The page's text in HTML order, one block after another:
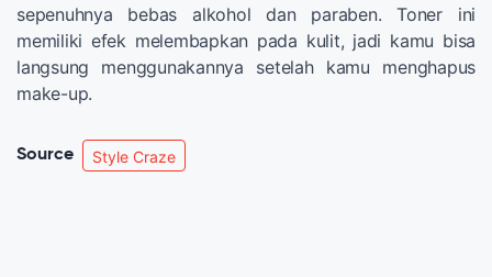
sepenuhnya bebas alkohol dan paraben. Toner ini
memiliki efek melembapkan pada kulit, jadi kamu bisa
langsung menggunakannya setelah kamu menghapus
make-up.
Source Style Craze